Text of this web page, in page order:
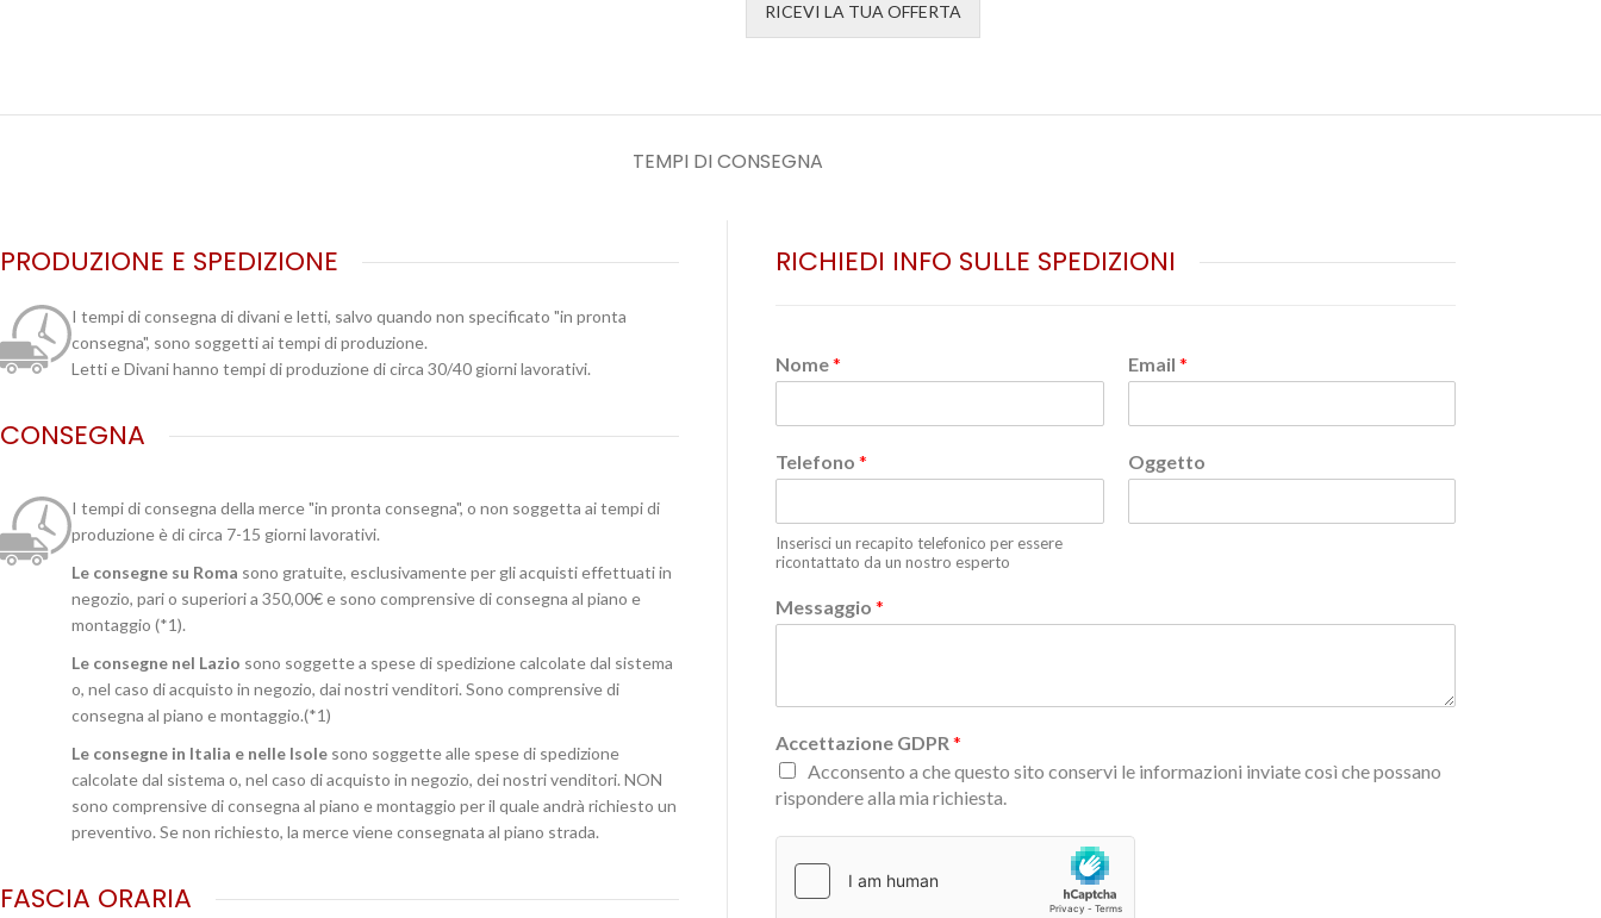
RICEVI LA TUA OFFERTA
TEMPI DI CONSEGNA
PRODUZIONE E SPEDIZIONE
I tempi di consegna di divani e letti, salvo quando non specificato "in pronta
consegna", sono soggetti ai tempi di produzione.
Letti e Divani hanno tempi di produzione di circa 30/40 giorni lavorativi.
CONSEGNA
I tempi di consegna della merce "in pronta consegna", o non soggetta ai tempi di
produzione è di circa 7-15 giorni lavorativi.
Le consegne su Roma sono gratuite, esclusivamente per gli acquisti effettuati in
negozio, pari o superiori a 350,00€ e sono comprensive di consegna al piano e
montaggio (*1).
Le consegne nel Lazio sono soggette a spese di spedizione calcolate dal sistema
o, nel caso di acquisto in negozio, dai nostri venditori. Sono comprensive di
consegna al piano e montaggio.(*1)
Le consegne in Italia e nelle Isole sono soggette alle spese di spedizione
calcolate dal sistema o, nel caso di acquisto in negozio, dei nostri venditori. NON
sono comprensive di consegna al piano e montaggio per il quale andrà richiesto un
preventivo. Se non richiesto, la merce viene consegnata al piano strada.
FASCIA ORARIA
RICHIEDI INFO SULLE SPEDIZIONI
Nome* Email *
Telefono *
Inserisci un recapito telefonico per essere
ricontattato da un nostro esperto
Oggetto
Messaggio *
Accettazione GDPR *
Acconsento a che questo sito conservi le informazioni inviate così che possano
rispondere alla mia richiesta.